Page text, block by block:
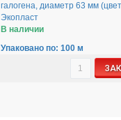
галогена, диаметр 63 мм
Экопласт
В наличии
Упаковано по: 100 м